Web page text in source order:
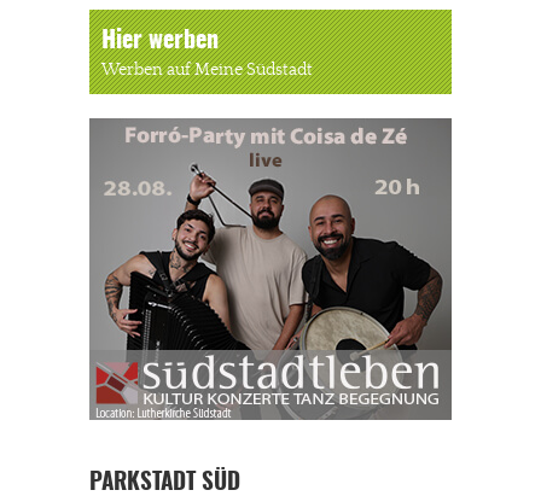
Hier werben
Werben auf Meine Südstadt
PARKSTADT SÜD